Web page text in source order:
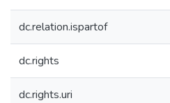
dc.relation.ispartof
dc.rights
dc.rights.uri